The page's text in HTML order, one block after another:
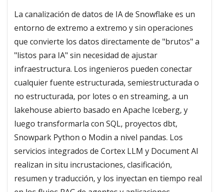
La canalización de datos de IA de Snowflake es un
entorno de extremo a extremo y sin operaciones
que convierte los datos directamente de "brutos" a
"listos para IA" sin necesidad de ajustar
infraestructura. Los ingenieros pueden conectar
cualquier fuente estructurada, semiestructurada o
no estructurada, por lotes o en streaming, a un
lakehouse abierto basado en Apache Iceberg, y
luego transformarla con SQL, proyectos dbt,
Snowpark Python o Modin a nivel pandas. Los
servicios integrados de Cortex LLM y Document AI
realizan in situ incrustaciones, clasificación,
resumen y traducción, y los inyectan en tiempo real